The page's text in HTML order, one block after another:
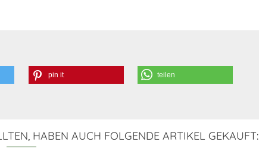
pin it teilen
HABEN AUCH FOLGENDE ARTIKEL GEKAUFT: